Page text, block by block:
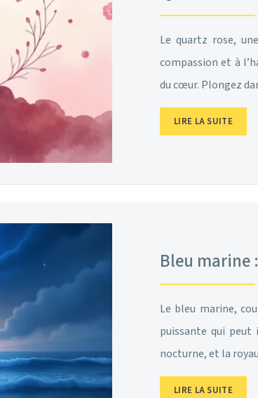
Le quartz rose,
compassion et à
du cœur. Plongez
LIRE LA SUITE
Bleu marine
Le bleu marine,
puissante qui
nocturne, et la
LIRE LA SUITE